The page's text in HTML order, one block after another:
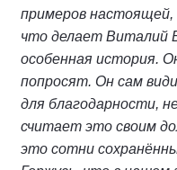
примеров
что делает Виталий
особенная история.
попросят. Он сам
для благодарности,
считает это своим
это сотни